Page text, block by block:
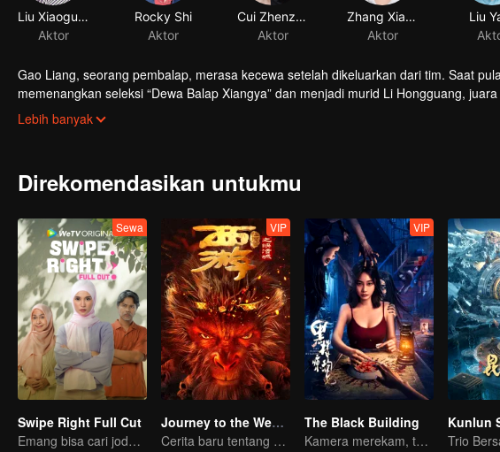
Liu Xiaoguang
Aktor
Rocky Shi
Aktor
Cui Zhenzhen
Aktor
Gao Liang, seorang pembalap, merasa kecewa setelah dikeluarkan dari tim. Saat
memenangkan seleksi “Dewa Balap Xiangya” dan menjadi murid Li Hongguang,
mereka bekerja sama memenangkan balapan penting demi membangun desa.
Lebih banyak
Direkomendasikan untukmu
Sewa
Swipe Right Full Cut
Emang bisa cari jodoh lewat aplikasi?
VIP
Journey to the West: The Helltown of Heaven
Cerita baru tentang perjalanan ke barat akan segera tayang!
VIP
The Black Building
Kamera merekam, tapi teriakan itu nyata.
Kunlun